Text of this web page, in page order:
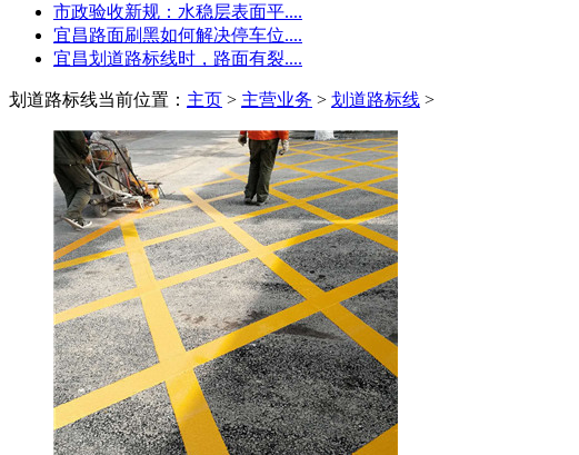
市政验收新规：水稳层表面平....
宜昌路面刷黑如何解决停车位....
宜昌划道路标线时，路面有裂....
划道路标线当前位置： 主页 > 主营业务 > 划道路标线 >